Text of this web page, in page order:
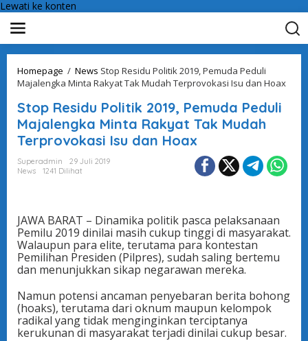
Lewati ke konten
Homepage / News Stop Residu Politik 2019, Pemuda Peduli
Majalengka Minta Rakyat Tak Mudah Terprovokasi Isu dan Hoax
Stop Residu Politik 2019, Pemuda Peduli
Majalengka Minta Rakyat Tak Mudah
Terprovokasi Isu dan Hoax
Superadmin
29 Juli 2019
News
1241 Dilihat
JAWA BARAT – Dinamika politik pasca pelaksanaan
Pemilu 2019 dinilai masih cukup tinggi di masyarakat.
Walaupun para elite, terutama para kontestan
Pemilihan Presiden (Pilpres), sudah saling bertemu
dan menunjukkan sikap negarawan mereka.
Namun potensi ancaman penyebaran berita bohong
(hoaks), terutama dari oknum maupun kelompok
radikal yang tidak menginginkan terciptanya
kerukunan di masyarakat terjadi dinilai cukup besar.